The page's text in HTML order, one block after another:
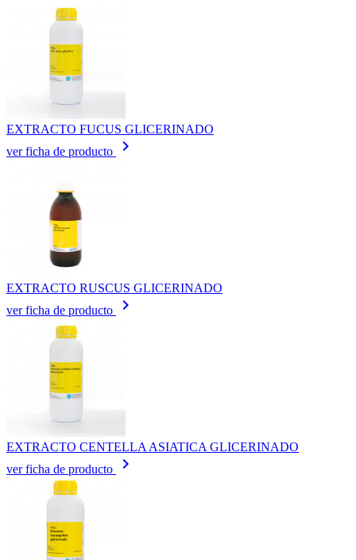
EXTRACTO FUCUS GLICERINADO
ver ficha de producto
keyboard_arrow_right
EXTRACTO RUSCUS GLICERINADO
ver ficha de producto
keyboard_arrow_right
EXTRACTO CENTELLA ASIATICA GLICERINADO
ver ficha de producto
keyboard_arrow_right